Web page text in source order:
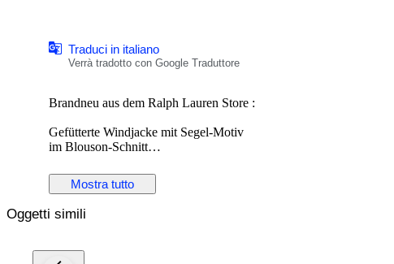
Traduci in italiano
Verrà tradotto con Google Traduttore
Brandneu aus dem Ralph Lauren Store :
Gefütterte Windjacke mit Segel-Motiv
im Blouson-Schnitt
2 seitliche Eingriffstaschen ohne Zipp
Größe : M
Retailpreis : 599,-€
Mostra tutto
Oggetti simili